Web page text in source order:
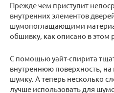
Прежде чем приступит
внутренних элементов
шумопоглащающими
обшивку, как описано в этом
С помощью уайт-спирита
внутреннюю поверхность,
шумку. А теперь несколько
лучше использовать для